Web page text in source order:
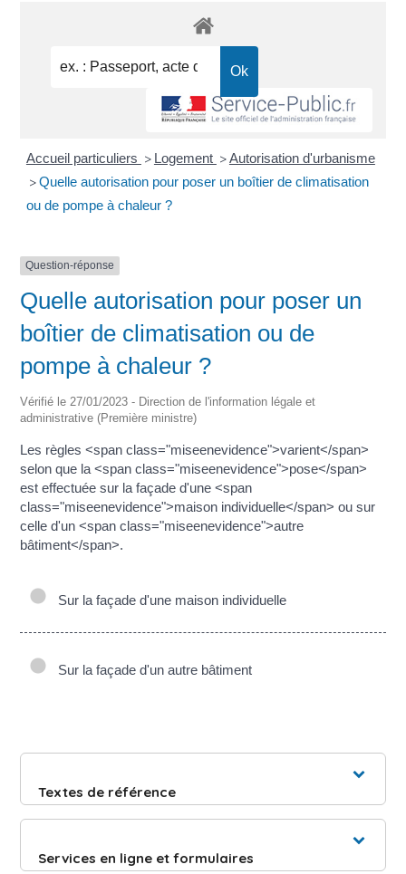
Accueil particuliers > Logement >Autorisation d'urbanisme
>Quelle autorisation pour poser un boîtier de climatisation
ou de pompe à chaleur ?
Question-réponse
Quelle autorisation pour poser un
boîtier de climatisation ou de
pompe à chaleur ?
Vérifié le 27/01/2023 - Direction de l'information légale et
administrative (Première ministre)
Les règles <span class="miseenevidence">varient</span>
selon que la <span class="miseenevidence">pose</span>
est effectuée sur la façade d'une <span
class="miseenevidence">maison individuelle</span> ou sur
celle d'un <span class="miseenevidence">autre
bâtiment</span>.
Sur la façade d'une maison individuelle
Sur la façade d'un autre bâtiment
Textes de référence
Services en ligne et formulaires